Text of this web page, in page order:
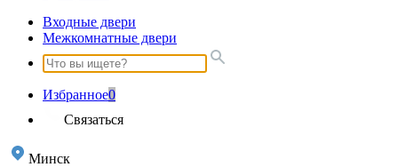
Входные двери
Межкомнатные двери
Избранное0
Связаться
Минск